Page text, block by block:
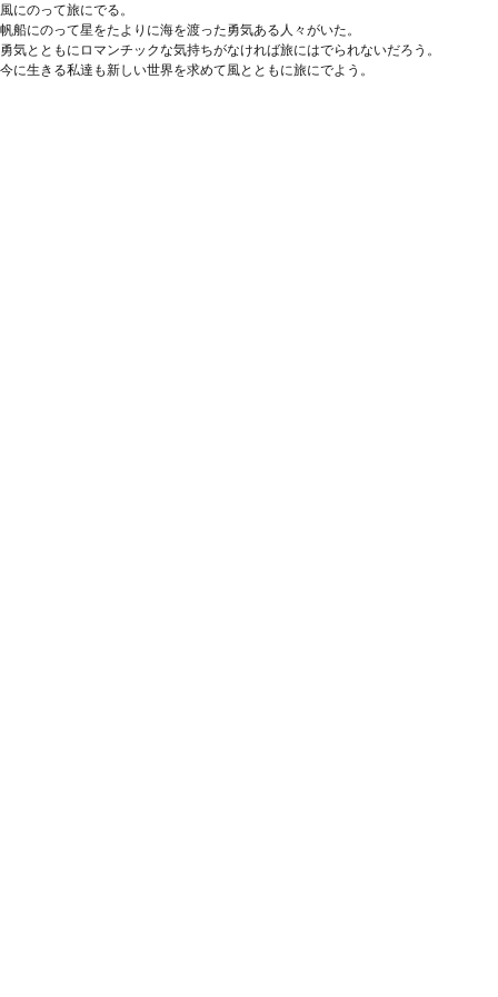
風にのって旅にでる。
帆船にのって星をたよりに海を渡った勇気ある人々がいた。
勇気とともにロマンチックな気持ちがなければ旅にはでられないだろう。
今に生きる私達も新しい世界を求めて風とともに旅にでよう。